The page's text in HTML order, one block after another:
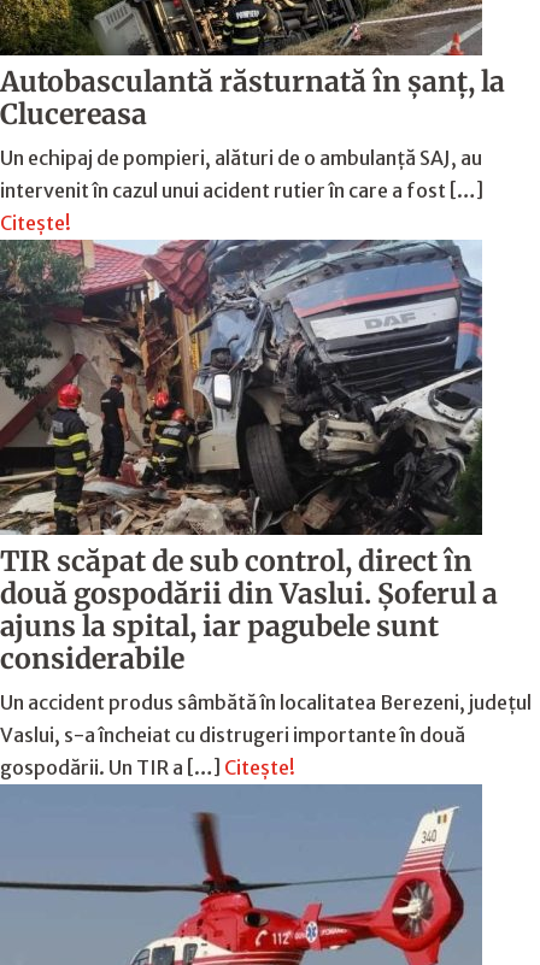
Autobasculantă răsturnată în șanț, la
Clucereasa
Un echipaj de pompieri, alături de o ambulanță SAJ, au
intervenit în cazul unui acident rutier în care a fost […]
Citește!
TIR scăpat de sub control, direct în
două gospodării din Vaslui. Șoferul a
ajuns la spital, iar pagubele sunt
considerabile
Un accident produs sâmbătă în localitatea Berezeni, județul
Vaslui, s-a încheiat cu distrugeri importante în două
gospodării. Un TIR a […] Citește!